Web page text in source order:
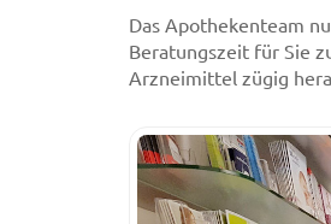
Das Apothekenteam
Beratungszeit für Sie
Arzneimittel zügig